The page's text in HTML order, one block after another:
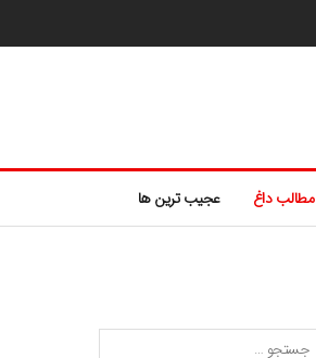
مطالب داغ عجیب ترین ها